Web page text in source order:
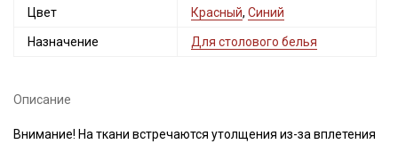
Цвет Красный, Синий
Назначение Для столового белья
Описание
Внимание! На ткани встречаются утолщения из-за вплетения